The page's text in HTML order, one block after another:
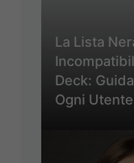
La Lista
Deck:
Ogni Utente